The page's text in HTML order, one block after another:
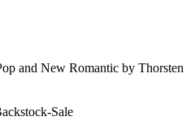
and New Romantic by Thorsten
Sale